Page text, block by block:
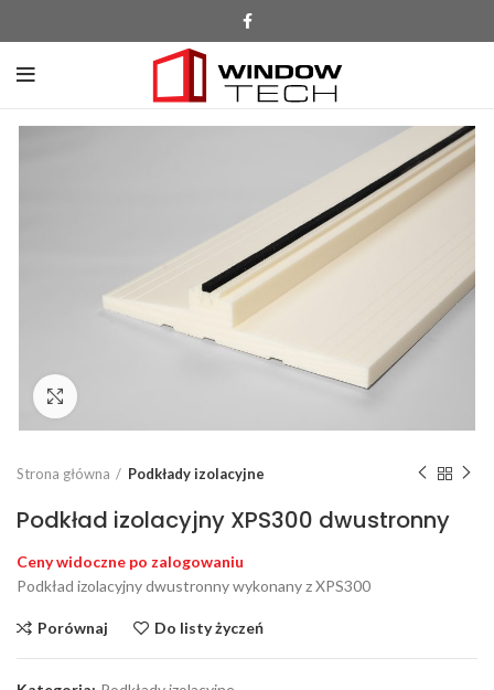
Strona główna Podkłady izolacyjne
Podkład izolacyjny XPS300 dwustronny
Ceny widoczne po zalogowaniu
Podkład izolacyjny dwustronny wykonany z XPS300
Porównaj Do listy życzeń